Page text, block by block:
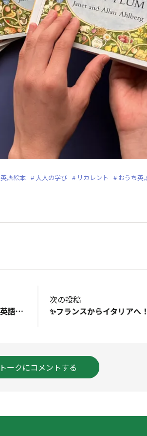
英語絵本 大人の学び リカレント おうち英
【英語絵本読み方WS・開催のご報告】英語絵本を通して心持ちもポジティブに！こんにちは！「大人のための英語絵本 読み方ワークショップ」を担当しております、及川茜です🥰ゴールデンウィーク、いかがお過ごしでしょうか？ * * * * *だいぶ時間が経ってしまいましたが、3月の2つのWSではどちらも偶然、「自己肯定感」がテーマの英語絵本を取り扱いました。➀『The Koara Who Could』に出てくるこわがり屋のコアラさんと、➁『I LIKE ME!』の自分のことが大好きなブタさんという、それぞれ性格が真逆の主人公のお話でしたが、両方とも、人格形成において大切なものの根底は「自己肯定感」なんだなと感じさせてくれる絵本でした。ーーーーーーーーーーーーーーーーーーー▼参加者さまからのご感想（一部抜粋）▼【絵本➀の参加者さまより】□ 韻を踏むって難しい… でもはじめての経験で楽しかったです。 孫も参加できてうれしかったようです。 （Mさん、●ちゃん）□ 自分の学びに時間がなかなか とれないのでこういったきっかけが あると助かります。（Yさん）【絵本➁の参加者さまより】□ 気になっていた絵本で、はじめて読んで とても好きになりました！日本語の方も 読んでみたいです（Mさん、Iくん）□ いつも楽しい絵本を紹介していただき、 うれしく思います。 ポジティブに生活していこう！と 元気が出ました！（Sさん）ーーーーーーーーーーーーーーーーーーー5月のワークショップのお申し込みも受付中です！5月9日(土)と12日(火)で、9日(土)の午後には、リバイバル回も開催いたします。当ワークショップでは、英語絵本を読むためのコツをお伝えしながら、みなさんと音読。1時間でちゃんと1冊、英語絵本が読めるようになる！と好評をいただいております✨気になる方はぜひ、下記よりお申し込みをお待ちしております💕✅2026/5/9(土) 10:30-11:30 残席1組様​https://loop.tamagawa-sc.com/tamagawaloop/asp-webapp/web/WWebKozaShosaiNyuryoku.do?kozaId=8810331​✅2026/5/12(火) 10:30-11:30​https://loop.tamagawa-sc.com/tamagawaloop/asp-webapp/web/WWebKozaShosaiNyuryoku.do?kozaId=8810391​英語絵本付き！大人のための英語絵本読み方ワークショップ及川 茜Instagram ➡ https://www.instagram.com/mothereigo/
次の投稿
トークにコメントする